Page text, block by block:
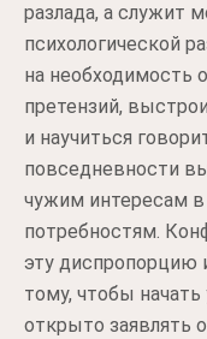
разлада, а служит
психологической
на необходимость
претензий,
и научиться
повседневности
чужим интересам
потребностям.
эту диспропорцию
тому, чтобы
открыто